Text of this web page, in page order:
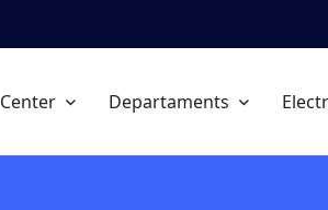
Center Departaments